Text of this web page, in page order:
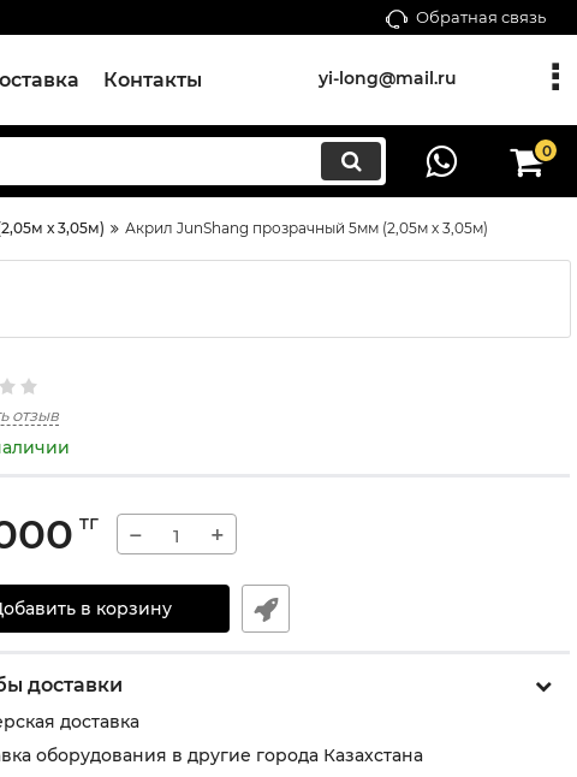
Обратная связь
Контакты yi-long@mail.ru
0
х 3,05м) Акрил JunShang прозрачный 5мм (2,05м х 3,05м)
отзыв
тг − +
в корзину
доставки
доставка
оборудования в другие города Казахстана